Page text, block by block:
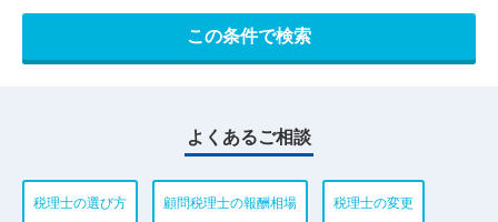
よくあるご相談
税理士の選び方 顧問税理士の報酬相場 税理士の変更